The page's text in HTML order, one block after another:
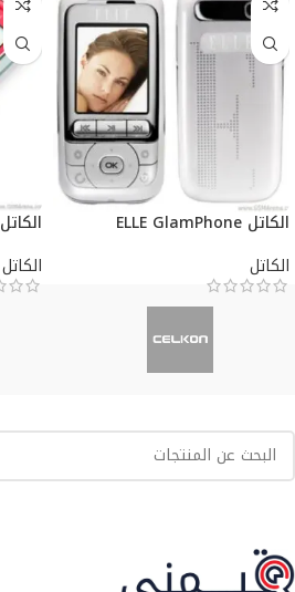
الكاتل ELLE GlamPhone
الكاتل
الكاتل ELLE No 3
الكاتل